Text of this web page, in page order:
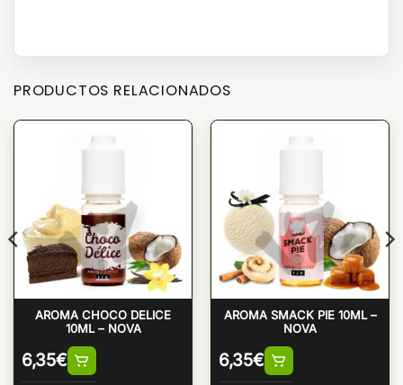
PRODUCTOS RELACIONADOS
AROMA CHOCO DELICE
10ML – NOVA
6,35€
AROMA SMACK PIE 10ML –
NOVA
6,35€